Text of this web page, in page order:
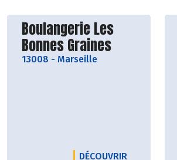
Découvrir le producteur
Boulangerie Les
Bonnes Graines
13008 - Marseille
DÉCOUVRIRLE